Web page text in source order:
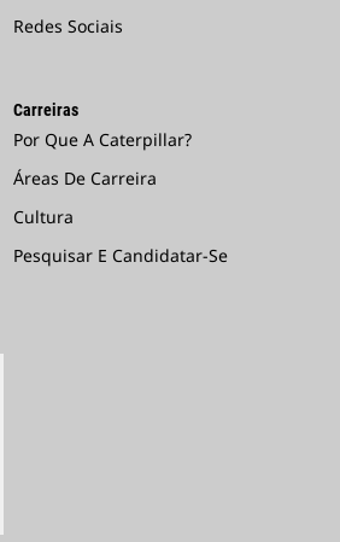
Redes Sociais
Carreiras
Por Que A Caterpillar?
Áreas De Carreira
Cultura
Pesquisar E Candidatar-Se